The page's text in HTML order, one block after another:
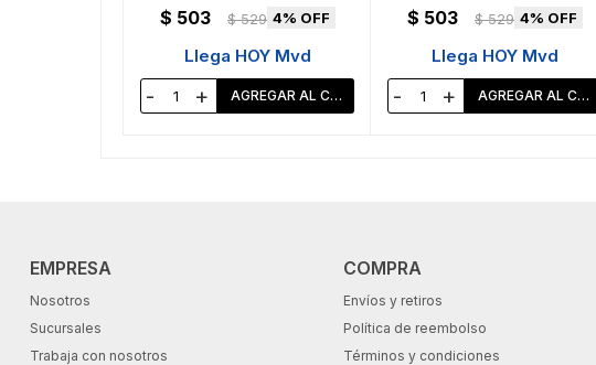
$ 503 $ 529 4
Llega HOY Mvd
- +
$ 503 $ 529 4
Llega HOY Mvd
- +
EMPRESA
Nosotros
Sucursales
Trabaja con nosotros
COMPRA
Envíos y retiros
Política de reembolso
Términos y condiciones